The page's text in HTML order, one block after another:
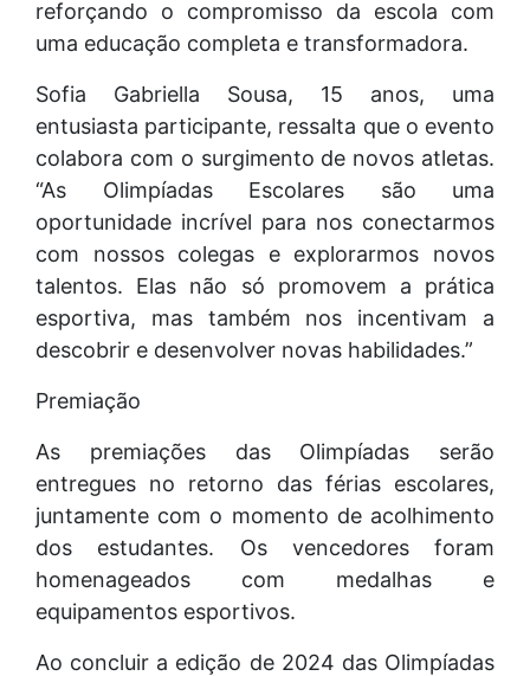
reforçando o compromisso da escola com
uma educação completa e transformadora.
Sofia Gabriella Sousa, 15 anos, uma
entusiasta participante, ressalta que o evento
colabora com o surgimento de novos atletas.
“As Olimpíadas Escolares são uma
oportunidade incrível para nos conectarmos
com nossos colegas e explorarmos novos
talentos. Elas não só promovem a prática
esportiva, mas também nos incentivam a
descobrir e desenvolver novas habilidades.”
Premiação
As premiações das Olimpíadas serão
entregues no retorno das férias escolares,
juntamente com o momento de acolhimento
dos estudantes. Os vencedores foram
homenageados com medalhas e
equipamentos esportivos.
Ao concluir a edição de 2024 das Olimpíadas